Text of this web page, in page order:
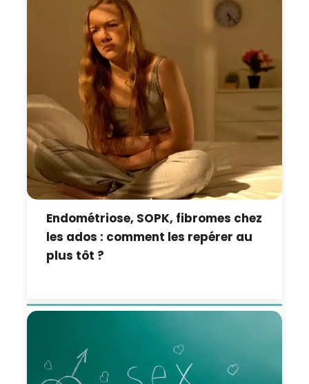
Endométriose, SOPK, fibromes chez
les ados : comment les repérer au
plus tôt ?